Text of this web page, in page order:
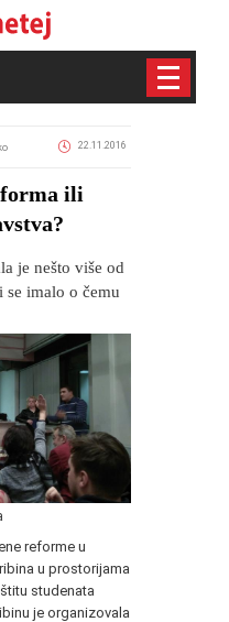
22.11.2016
ili
je nešto više od
imalo o čemu
reforme u
u prostorijama
studenata
je organizovala